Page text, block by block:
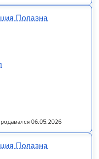
Полазна
06.05.2026
Полазна